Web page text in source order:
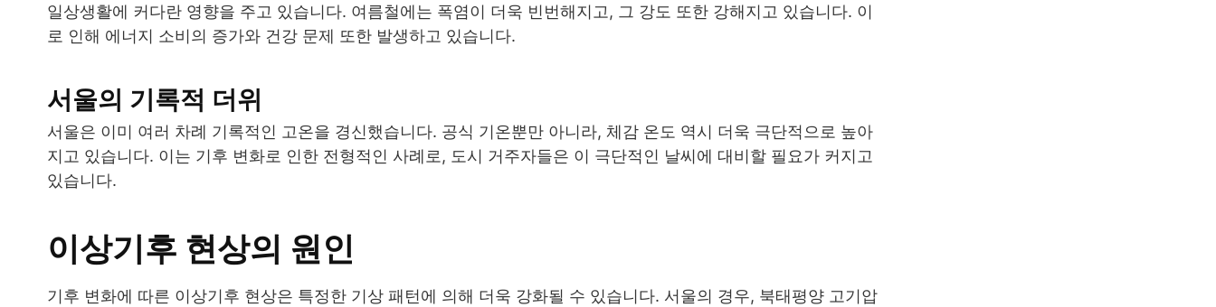
일상생활에 커다란 영향을 주고 있습니다. 여름철에는 폭염이 더욱 빈번해지고, 그 강도 또한 강해지고 있습니다. 이
로 인해 에너지 소비의 증가와 건강 문제 또한 발생하고 있습니다.
서울의 기록적 더위
서울은 이미 여러 차례 기록적인 고온을 경신했습니다. 공식 기온뿐만 아니라, 체감 온도 역시 더욱 극단적으로 높아
지고 있습니다. 이는 기후 변화로 인한 전형적인 사례로, 도시 거주자들은 이 극단적인 날씨에 대비할 필요가 커지고
있습니다.
이상기후 현상의 원인
기후 변화에 따른 이상기후 현상은 특정한 기상 패턴에 의해 더욱 강화될 수 있습니다. 서울의 경우, 북태평양 고기압